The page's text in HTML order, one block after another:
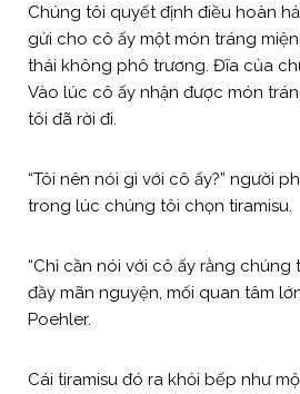
Chúng tôi quyết định điều hoàn
gửi cho cô ấy một món tráng
thái không phô trương. Đĩa của
Vào lúc cô ấy nhận được món
tôi đã rời đi.
“Tôi nên nói gì với cô ấy?” người
trong lúc chúng tôi chọn tiramisu.
“Chỉ cần nói với cô ấy rằng chúng
đầy mãn nguyện, mối quan tâm
Poehler.
Cái tiramisu đó ra khỏi bếp như